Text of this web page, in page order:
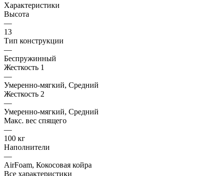
Характеристики
Высота
—
13
Тип конструкции
—
Беспружинный
Жесткость 1
—
Умеренно-мягкий, Средний
Жесткость 2
—
Умеренно-мягкий, Средний
Макс. вес спящего
—
100 кг
Наполнители
—
AirFoam, Кокосовая койра
Все характеристики